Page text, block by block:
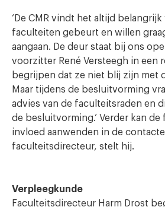
‘De CMR vindt het altijd
faculteiten gebeurt en willen
aangaan. De deur staat bij ons
voorzitter René Versteegh in een
begrijpen dat ze niet blij zijn met
Maar tijdens de besluitvorming
advies van de faculteitsraden en
de besluitvorming.’ Verder kan
invloed aanwenden in de
faculteitsdirecteur, stelt hij.
Verpleegkunde
Faculteitsdirecteur Harm Drost